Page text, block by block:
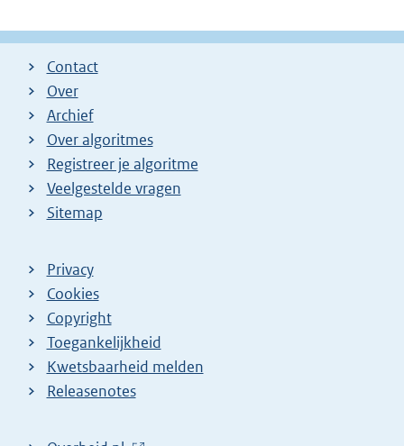
Contact
Over
Archief
Over algoritmes
Registreer je algoritme
Veelgestelde vragen
Sitemap
Privacy
Cookies
Copyright
Toegankelijkheid
Kwetsbaarheid melden
Releasenotes